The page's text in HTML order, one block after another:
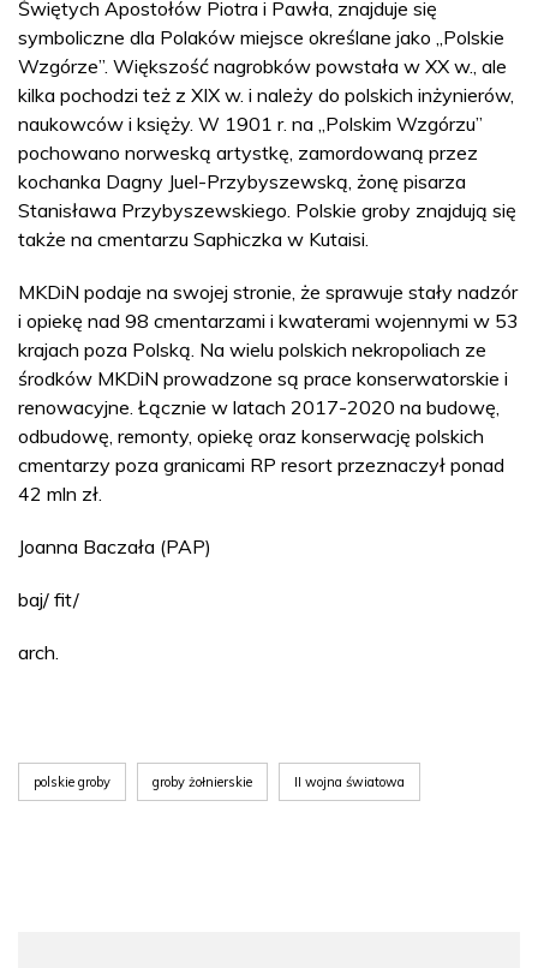
Świętych Apostołów Piotra i Pawła, znajduje się
symboliczne dla Polaków miejsce określane jako „Polskie
Wzgórze”. Większość nagrobków powstała w XX w., ale
kilka pochodzi też z XIX w. i należy do polskich inżynierów,
naukowców i księży. W 1901 r. na „Polskim Wzgórzu”
pochowano norweską artystkę, zamordowaną przez
kochanka Dagny Juel-Przybyszewską, żonę pisarza
Stanisława Przybyszewskiego. Polskie groby znajdują się
także na cmentarzu Saphiczka w Kutaisi.
MKDiN podaje na swojej stronie, że sprawuje stały nadzór
i opiekę nad 98 cmentarzami i kwaterami wojennymi w 53
krajach poza Polską. Na wielu polskich nekropoliach ze
środków MKDiN prowadzone są prace konserwatorskie i
renowacyjne. Łącznie w latach 2017-2020 na budowę,
odbudowę, remonty, opiekę oraz konserwację polskich
cmentarzy poza granicami RP resort przeznaczył ponad
42 mln zł.
Joanna Baczała (PAP)
baj/ fit/
arch.
polskie groby groby żołnierskie II wojna światowa